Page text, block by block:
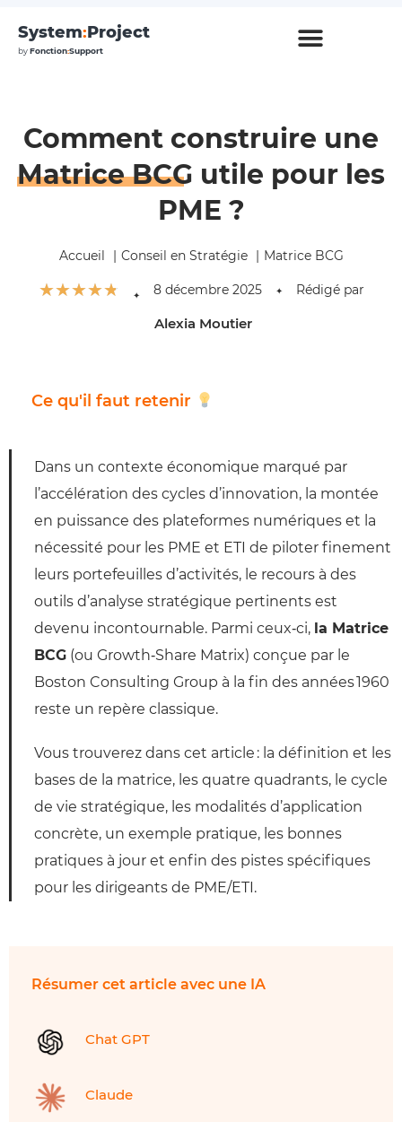
System:Project
byFonction:Support
Comment construire une
Matrice BCG utile pour les
PME ?
Accueil Conseil en Stratégie Matrice BCG
☆☆☆☆☆ ✦ 8 décembre 2025 ✦ Rédigé par
Alexia Moutier
Ce qu'il faut retenir
Dans un contexte économique marqué par
l’accélération des cycles d’innovation, la montée
en puissance des plateformes numériques et la
nécessité pour les PME et ETI de piloter finement
leurs portefeuilles d’activités, le recours à des
outils d’analyse stratégique pertinents est
devenu incontournable. Parmi ceux‑ci, la Matrice
BCG (ou Growth‑Share Matrix) conçue par le
Boston Consulting Group à la fin des années 1960
reste un repère classique.
Vous trouverez dans cet article : la définition et les
bases de la matrice, les quatre quadrants, le cycle
de vie stratégique, les modalités d’application
concrète, un exemple pratique, les bonnes
pratiques à jour et enfin des pistes spécifiques
pour les dirigeants de PME/ETI.
Résumer cet article avec une IA
Chat GPT
Claude